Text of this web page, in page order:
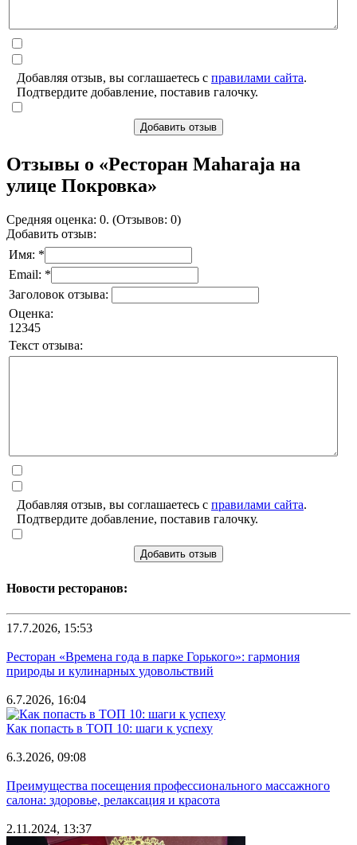
Добавляя отзыв, вы соглашаетесь с правилами сайта.
Подтвердите добавление, поставив галочку.
Добавить отзыв
Отзывы о «Ресторан Maharaja на
улице Покровка»
Средняя оценка: 0. (Отзывов: 0)
Добавить отзыв:
Имя: *
Email: *
Заголовок отзыва:
Оценка:
1 2345
Текст отзыва:
Добавляя отзыв, вы соглашаетесь с правилами сайта.
Подтвердите добавление, поставив галочку.
Добавить отзыв
Новости ресторанов:
17.7.2026, 15:53
Ресторан «Времена года в парке Горького»: гармония
природы и кулинарных удовольствий
6.7.2026, 16:04
Как попасть в ТОП 10: шаги к успеху
6.3.2026, 09:08
Преимущества посещения профессионального массажного
салона: здоровье, релаксация и красота
2.11.2024, 13:37